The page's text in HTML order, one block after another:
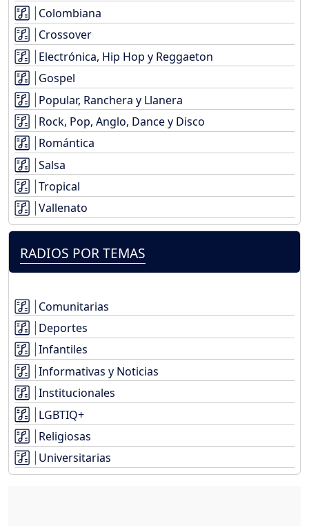
Colombiana
Crossover
Electrónica, Hip Hop y Reggaeton
Gospel
Popular, Ranchera y Llanera
Rock, Pop, Anglo, Dance y Disco
Romántica
Salsa
Tropical
Vallenato
RADIOS POR TEMAS
Comunitarias
Deportes
Infantiles
Informativas y Noticias
Institucionales
LGBTIQ+
Religiosas
Universitarias